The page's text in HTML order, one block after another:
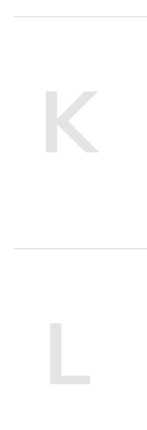
K
L